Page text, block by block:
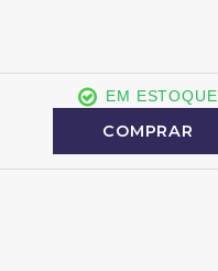
EM ESTOQUE
COMPRAR